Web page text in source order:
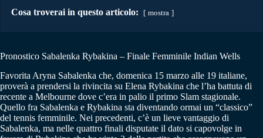
Cosa troverai in questo articolo: mostra
Pronostico Sabalenka Rybakina – Finale Femminile Indian Wells
Favorita Aryna Sabalenka che, domenica 15 marzo alle 19 italiane,
proverà a prendersi la rivincita su Elena Rybakina che l’ha battuta di
recente a Melbourne dove c’era in palio il primo Slam stagionale.
Quello fra Sabalenka e Rybakina sta diventando ormai un “classico”
del tennis femminile. Nei precedenti, c’è un lieve vantaggio di
Sabalenka, ma nelle quattro finali disputate il dato si capovolge in